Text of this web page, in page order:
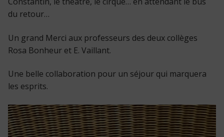
du retour…
Un grand Merci aux professeurs des deux collèges
Rosa Bonheur et E. Vaillant.
Une belle collaboration pour un séjour qui marquera
les esprits.